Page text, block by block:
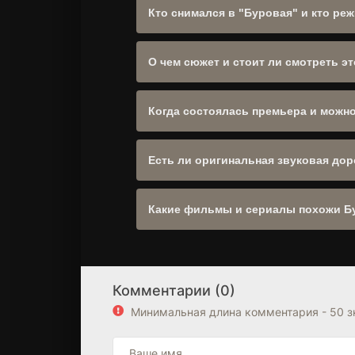
Кто снимался в "Буровая" и кто
Режиссер: Алекс Холмс, Джон
Vevers, Абрахам Попула, Оуэн Тил,
О чем сюжет и стоит ли смотреть
Жанр:Фантастика,Триллер,Драма,
и оставили 0 отзывов.
Когда состоялась премьера и
Да, сайт полностью адаптирован для
Есть ли оригинальная звуковая
Оригинальное название: "The Rig".
Какие фильмы и сериалы похожи
Комментарии (0)
Минимальная длина комментария - 50